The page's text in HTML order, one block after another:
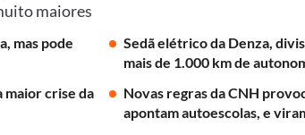
maiores
mas pode
Sedã elétrico da Denza,
mais de 1.000 km de
maior crise da
Novas regras da CNH
apontam autoescolas, e